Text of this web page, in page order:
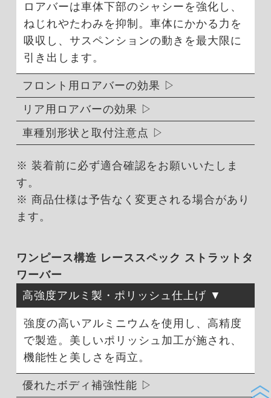
ロアバーは車体下部のシャシーを強化し、
ねじれやたわみを抑制。車体にかかる力を
吸収し、サスペンションの動きを最大限に
引き出します。
フロント用ロアバーの効果
リア用ロアバーの効果
車種別形状と取付注意点
※ 装着前に必ず適合確認をお願いいたしま
す。
※ 商品仕様は予告なく変更される場合があり
ます。
ワンピース構造 レーススペック ストラットタ
ワーバー
高強度アルミ製・ポリッシュ仕上げ
強度の高いアルミニウムを使用し、高精度
で製造。美しいポリッシュ加工が施され、
機能性と美しさを両立。
優れたボディ補強性能